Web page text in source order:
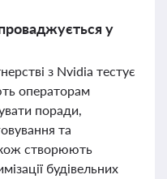
у
з Nvidia тестує
операторам
поради,
та
створюють
будівельних